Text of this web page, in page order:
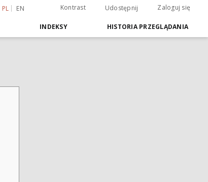
PL EN Kontrast Udostępnij Zaloguj się
INDEKSY HISTORIA PRZEGLĄDANIA